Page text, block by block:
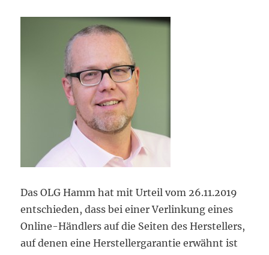
Das OLG Hamm hat mit Urteil vom 26.11.2019
entschieden, dass bei einer Verlinkung eines
Online-Händlers auf die Seiten des Herstellers,
auf denen eine Herstellergarantie erwähnt ist